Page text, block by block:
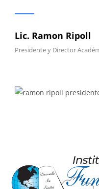
Lic. Ramon Ripoll
Presidente y Director